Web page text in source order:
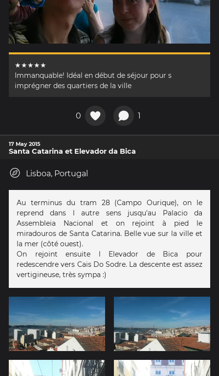
★★★★★
Immanquable! Idéal en début de séjour pour s
imprégner des quartiers de la ville
0 1
17 May 2015
Santa Catarina et Elevador da Bica
Lisboa, Portugal
Au terminus du tram 28 (Campo Ourique), on le
reprend dans l autre sens jusqu'au Palacio da
Assembleia Nacional et on rejoint à pied le
miradouros de Santa Catarina. Belle vue sur la ville et
la mer (côté ouest).
On rejoint ensuite l Elevador de Bica pour
redescendre vers Cais Do Sodre. La descente est assez
vertigineuse, très sympa :)